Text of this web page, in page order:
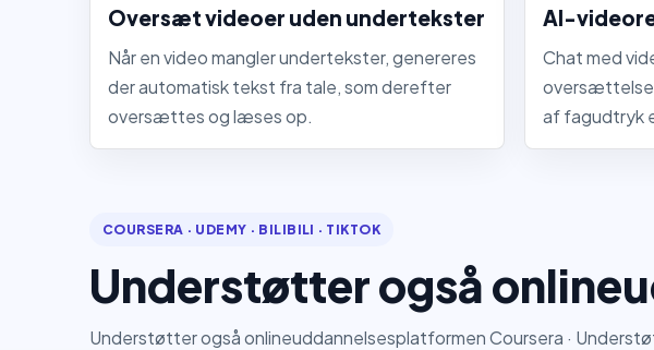
Oversæt videoer uden undertekster
Når en video mangler undertekster, genereres
der automatisk tekst fra tale, som derefter
oversættes og læses op.
AI-
Chat med
oversættelse.
af fagudtryk
COURSERA · UDEMY · BILIBILI · TIKTOK
Understøtter også
Understøtter også onlineuddannelsesplatformen Coursera ·